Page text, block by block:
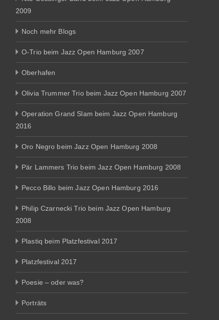
2009
Noch mehr Blogs
O-Trio beim Jazz Open Hamburg 2007
Oberhafen
Olivia Trummer Trio beim Jazz Open Hamburg 2007
Operation Grand Slam beim Jazz Open Hamburg
2016
Oro Negro beim Jazz Open Hamburg 2008
Pär Lammers Trio beim Jazz Open Hamburg 2008
Pecco Billo beim Jazz Open Hamburg 2016
Philip Czarnecki Trio beim Jazz Open Hamburg
2008
Plastiq beim Platzfestival 2017
Platzfestival 2017
Poesie – oder was?
Porträts